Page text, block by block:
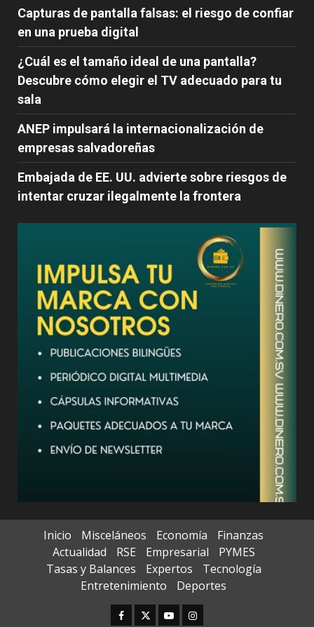
Capturas de pantalla falsas: el riesgo de confiar
en una prueba digital
¿Cuál es el tamaño ideal de una pantalla?
Descubre cómo elegir el TV adecuado para tu
sala
ANEP impulsará la internacionalización de
empresas salvadoreñas
Embajada de EE. UU. advierte sobre riesgos de
intentar cruzar ilegalmente la frontera
Inicio Misceláneos Economía
Finanzas
Actualidad
RSE Empresarial
PYMES
Tasas y Balances
Expertos
Tecnología
Entretenimiento
Deportes
Facebook
TwitterYoutubeInstagram